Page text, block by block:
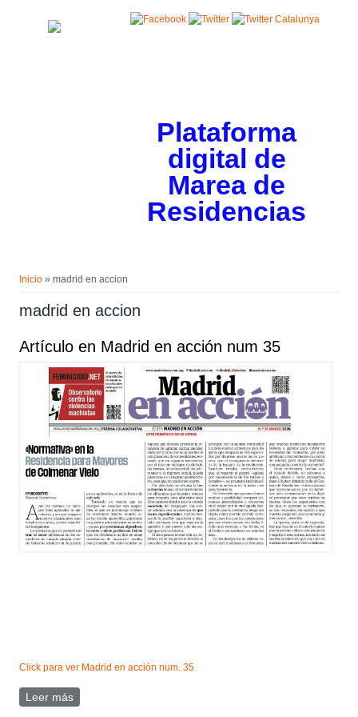
Plataforma
digital de
Marea de
Residencias
Inicio » madrid en accion
madrid en accion
Artículo en Madrid en acción num 35
Click para ver Madrid en acción num. 35
Leer más